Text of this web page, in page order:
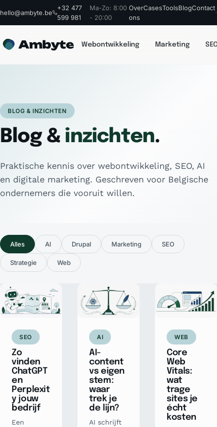
hello@ambyte.be
+32 477
599 981
Ma-Zo: 8:00
- 20:00
Over
ons
CasesToolsBlogContact
Ambyte Webontwikkeling Marketing
BLOG & INZICHTEN
Blog & inzichten.
Praktische kennis over webontwikkeling, SEO, AI
en digitale marketing. Geschreven voor Belgische
ondernemers die vooruit willen.
Alles AI Drupal Marketing SEO
Strategie Web
SEO
Zo
vinden
ChatGPT
en
Perplexit
y jouw
bedrijf
Een
AI
AI-
content
vs eigen
stem:
waar
trek je
de lijn?
AI schrijft
WEB
Core
Web
Vitals:
wat
trage
sites je
écht
kosten